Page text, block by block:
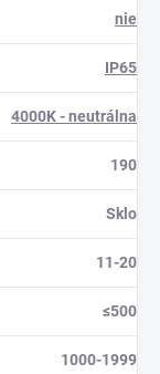
nie
IP65
4000K - neutrálna
190
Sklo
11-20
≤500
1000-1999